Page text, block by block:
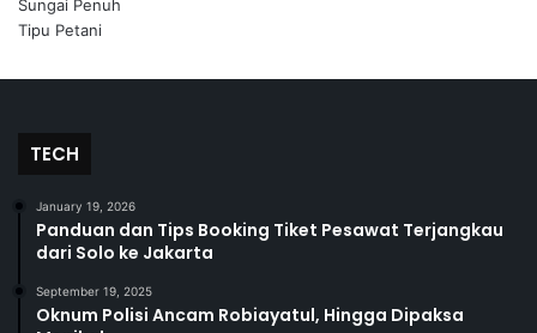
TECH
January 19, 2026
Panduan dan Tips Booking Tiket Pesawat Terjangkau
dari Solo ke Jakarta
September 19, 2025
Oknum Polisi Ancam Robiayatul, Hingga Dipaksa